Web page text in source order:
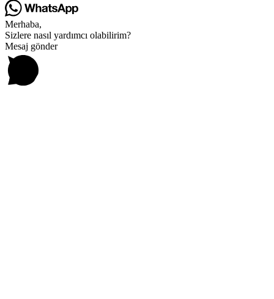
Merhaba,
Sizlere nasıl yardımcı olabilirim?
Mesaj gönder